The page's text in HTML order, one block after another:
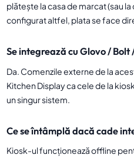
plătește la casa de marcat (sau
configurat altfel, plata se face
Se integrează cu Glovo / Bolt
Da. Comenzile externe de la
Kitchen Display ca cele de la
un singur sistem.
Ce se întâmplă dacă cade
Kiosk-ul funcționează offline